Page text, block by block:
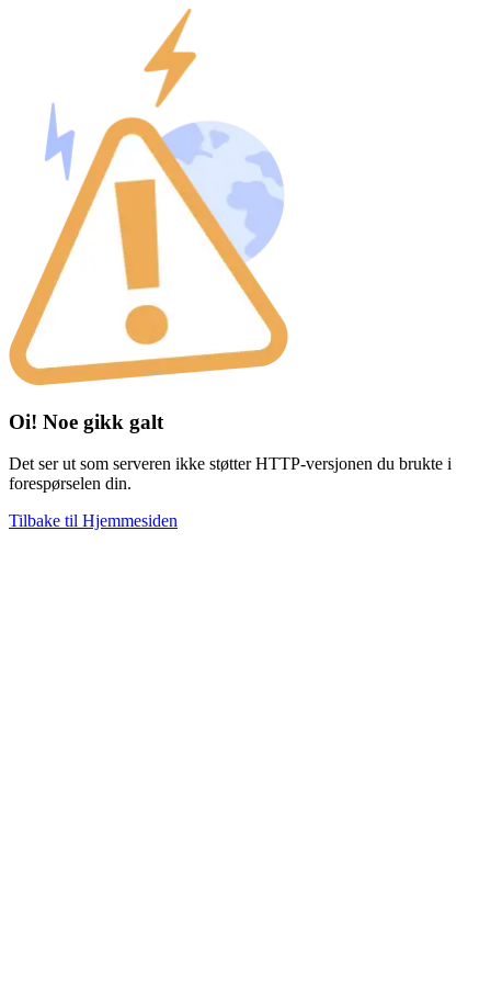
Oi! Noe gikk galt
Det ser ut som serveren ikke støtter HTTP-versjonen du brukte i
forespørselen din.
Tilbake til Hjemmesiden